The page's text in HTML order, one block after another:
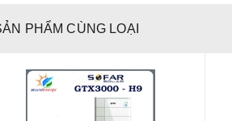
PHẨM CÙNG LOẠI